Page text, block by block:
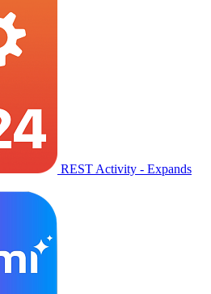
REST Activity - Expands